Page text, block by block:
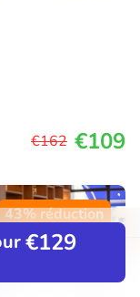
€129
€162 €109
43% réduction